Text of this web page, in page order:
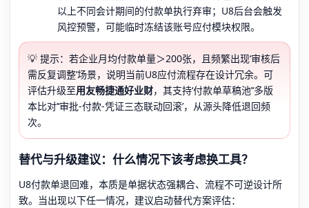
以上不同会计期间的付款单执行弃审；U8后台会触发
风控预警，可能临时冻结该账号应付模块权限。
💡 提示：若企业月均付款单量＞200张，且频繁出现‘审核后
需反复调整’场景，说明当前U8应付流程存在设计冗余。可
评估升级至用友畅捷通好业财，其支持‘付款单草稿池’‘多版
本比对’‘审批-付款-凭证三态联动回滚’，从源头降低退回频
次。
替代与升级建议：什么情况下该考虑换工具？
U8付款单退回难，本质是单据状态强耦合、流程不可逆设计所
致。当出现以下任一情况，建议启动替代方案评估：